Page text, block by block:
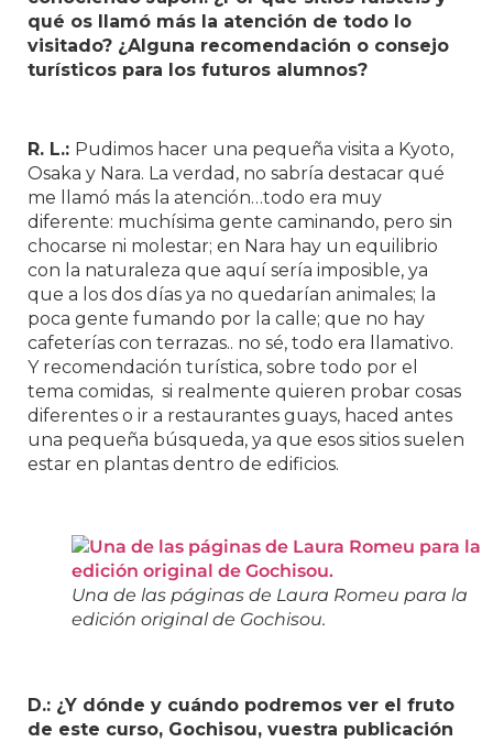
qué os llamó más la atención de todo lo
visitado? ¿Alguna recomendación o consejo
turísticos para los futuros alumnos?
R. L.: Pudimos hacer una pequeña visita a Kyoto,
Osaka y Nara. La verdad, no sabría destacar qué
me llamó más la atención…todo era muy
diferente: muchísima gente caminando, pero sin
chocarse ni molestar; en Nara hay un equilibrio
con la naturaleza que aquí sería imposible, ya
que a los dos días ya no quedarían animales; la
poca gente fumando por la calle; que no hay
cafeterías con terrazas.. no sé, todo era llamativo.
Y recomendación turística, sobre todo por el
tema comidas, si realmente quieren probar cosas
diferentes o ir a restaurantes guays, haced antes
una pequeña búsqueda, ya que esos sitios suelen
estar en plantas dentro de edificios.
Una de las páginas de Laura Romeu para la
edición original de Gochisou.
D.: ¿Y dónde y cuándo podremos ver el fruto
de este curso, Gochisou, vuestra publicación